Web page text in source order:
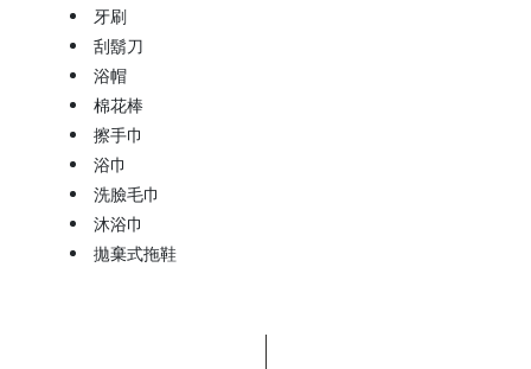
牙刷
刮鬍刀
浴帽
棉花棒
擦手巾
浴巾
洗臉毛巾
沐浴巾
拋棄式拖鞋